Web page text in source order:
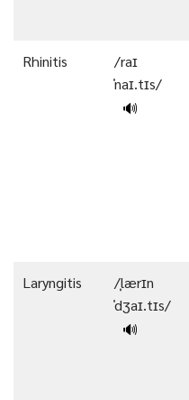
Rhinitis
/raɪ
ˈnaɪ.tɪs/
🔊
Laryngitis
/ˌlærɪn
ˈdʒaɪ.tɪs/
🔊